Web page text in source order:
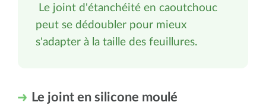
Le joint d'étanchéité en caoutchouc
peut se dédoubler pour mieux
s'adapter à la taille des feuillures.
Le joint en silicone moulé